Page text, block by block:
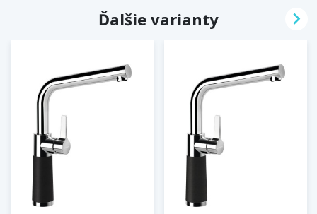
Ďalšie varianty 